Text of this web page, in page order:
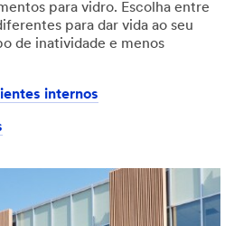
para vidro. Escolha entre
para dar vida ao seu
de inatividade e menos
internos